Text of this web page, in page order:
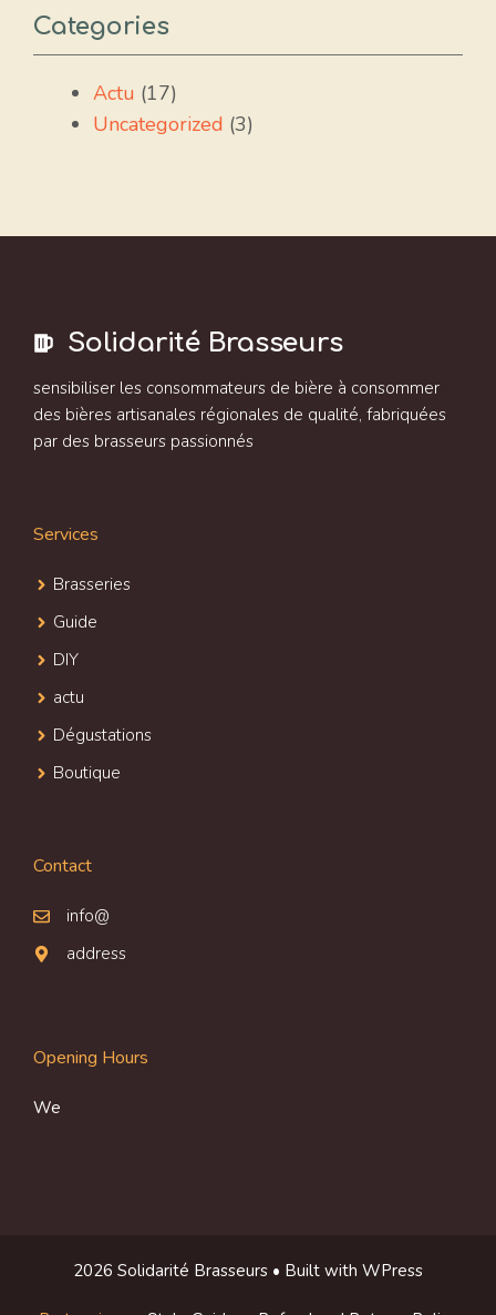
Categories
Actu (17)
Uncategorized (3)
Solidarité Brasseurs
sensibiliser les consommateurs de bière à consommer
des bières artisanales régionales de qualité, fabriquées
par des brasseurs passionnés
Services
Brasseries
Guide
DIY
actu
Dégustations
Boutique
Contact
info@
address
Opening Hours
We
2026 Solidarité Brasseurs • Built with WPress